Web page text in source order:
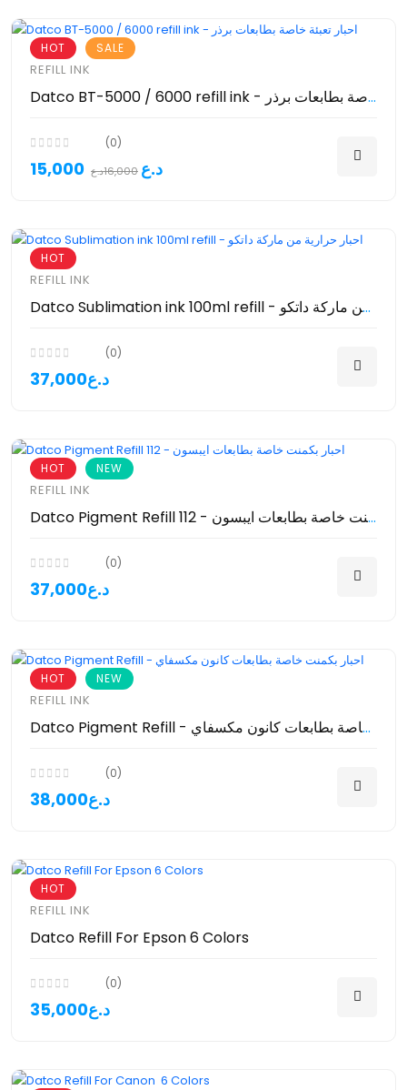
HOT SALE
REFILL INK
Datco BT-5000 / 6000 refill ink - احبار تعبئة خاصة بطابعات برذر
(0)
15,000د.ع 16,000د.ع
HOT
REFILL INK
Datco Sublimation ink 100ml refill - احبار حرارية من ماركة داتكو
(0)
37,000د.ع
HOT NEW
REFILL INK
Datco Pigment Refill 112 - احبار بكمنت خاصة بطابعات ايبسون
(0)
37,000د.ع
HOT NEW
REFILL INK
Datco Pigment Refill - احبار بكمنت خاصة بطابعات كانون مكسفاي
(0)
38,000د.ع
HOT
REFILL INK
Datco Refill For Epson 6 Colors
(0)
35,000د.ع